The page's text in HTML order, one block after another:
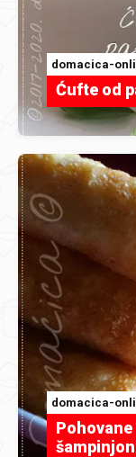
domacica-
Ćufte od
domacica-